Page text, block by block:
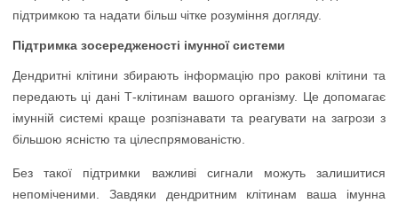
підтримкою та надати більш чітке розуміння догляду.
Підтримка зосередженості імунної системи
Дендритні клітини збирають інформацію про ракові клітини та
передають ці дані Т-клітинам вашого організму. Це допомагає
імунній системі краще розпізнавати та реагувати на загрози з
більшою ясністю та цілеспрямованістю.
Без такої підтримки важливі сигнали можуть залишитися
непоміченими. Завдяки дендритним клітинам ваша імунна